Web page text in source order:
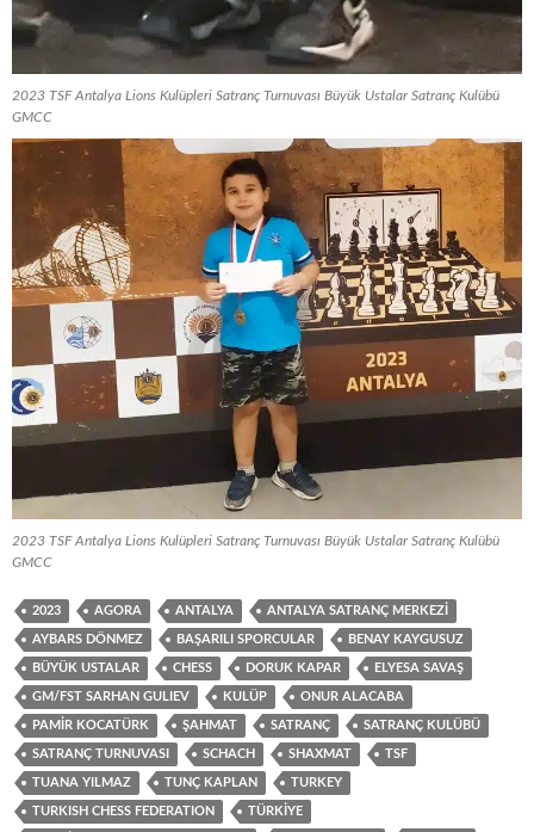
2023 TSF Antalya Lions Kulüpleri Satranç Turnuvası Büyük Ustalar Satranç Kulübü
GMCC
2023 TSF Antalya Lions Kulüpleri Satranç Turnuvası Büyük Ustalar Satranç Kulübü
GMCC
2023 AGORA ANTALYA ANTALYA SATRANÇ MERKEZI
AYBARS DÖNMEZ BAŞARILI SPORCULAR BENAY KAYGUSUZ
BÜYÜK USTALAR CHESS DORUK KAPAR ELYESA SAVAŞ
GM/FST SARHAN GULIEV KULÜP ONUR ALACABA
PAMIR KOCATÜRK ŞAHMAT SATRANÇ SATRANÇ KULÜBÜ
SATRANÇ TURNUVASI SCHACH SHAXMAT TSF
TUANA YILMAZ TUNÇ KAPLAN TURKEY
TURKISH CHESS FEDERATION TÜRKIYE